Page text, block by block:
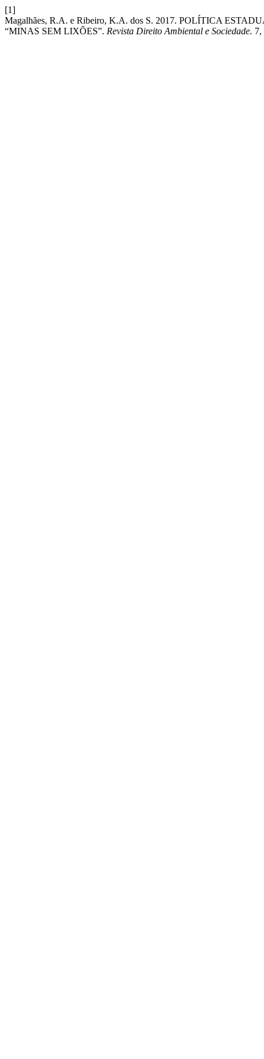
[1]
Magalhães, R.A. e Ribeiro, K.A. dos S. 2017. POLÍTICA
“MINAS SEM LIXÕES”. Revista Direito Ambiental e Sociedade. 7,